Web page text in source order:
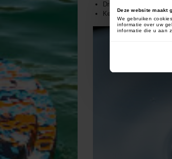
Deze website maakt
We gebruiken
informatie over uw
informatie die u aan
Drijvende pop up versie
Keuze uit vijf kleuren